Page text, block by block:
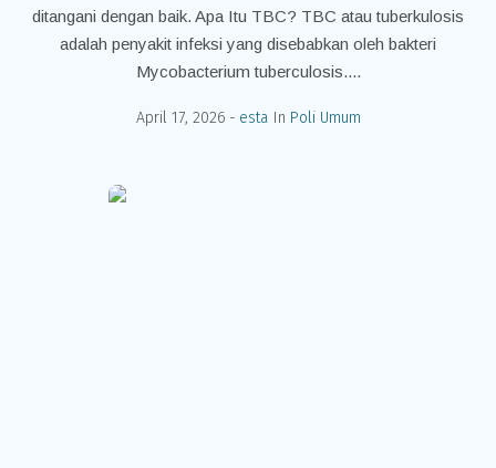
ditangani dengan baik. Apa Itu TBC? TBC atau tuberkulosis
adalah penyakit infeksi yang disebabkan oleh bakteri
Mycobacterium tuberculosis....
April 17, 2026 esta In Poli Umum